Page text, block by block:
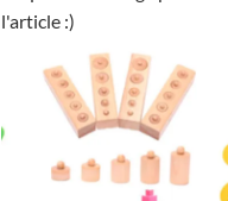
l'article :)